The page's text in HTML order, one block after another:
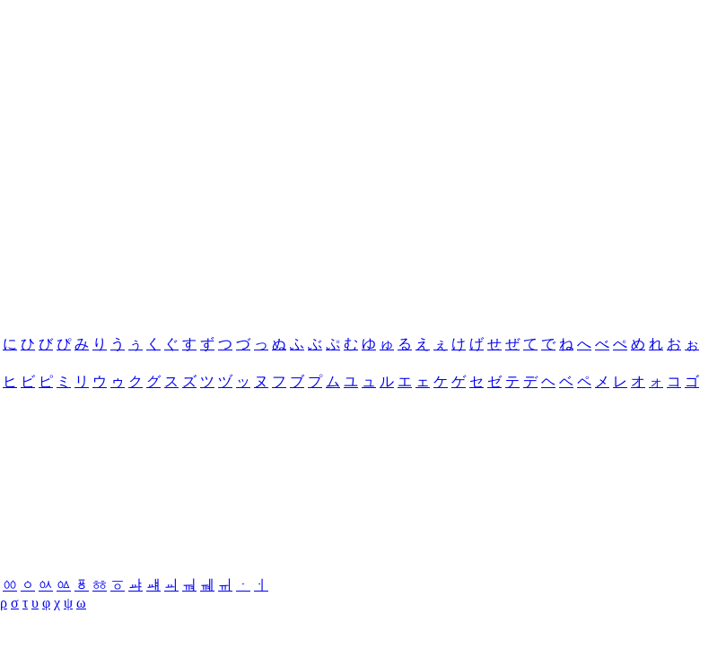
に ひ び ぴ み り う ぅ く ぐ す ず つ づ っ ぬ ふ ぶ ぷ む ゆ ゅ る え ぇ け げ せ ぜ て で ね へ べ ぺ め れ お ぉ
ヒ ビ ピ ミ リ ウ ゥ ク グ ス ズ ツ ヅ ッ ヌ フ ブ プ ム ユ ュ ル エ ェ ケ ゲ セ ゼ テ デ ヘ ベ ペ メ レ オ ォ コ ゴ
ㆀ ㆁ ㆂ ㆃ ㆄ ㆅ ㆆ ㆇ ㆈ ㆉ ㆊ ㆋ ㆌ ㆍ
ㆎ
ρ σ τ υ φ χ ψ ω